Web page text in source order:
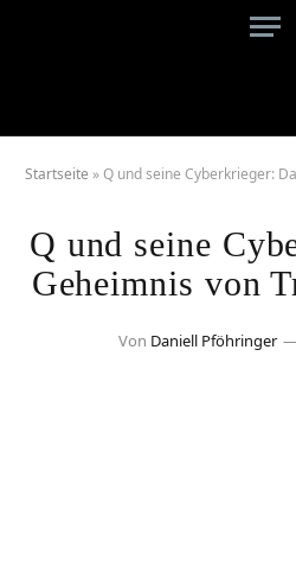
Startseite »Q und seine Cyberkrieger:
Q und seine
Geheimnis von
Von Daniell Pföhringer